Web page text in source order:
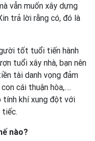
vẫn muốn xây dựng
trả lời rằng có, đó là
tốt tuổi tiến hành
tuổi xây nhà, bạn nên
tài danh vọng đảm
cái thuận hòa,….
khí xung đột với
tiếc.
nào?